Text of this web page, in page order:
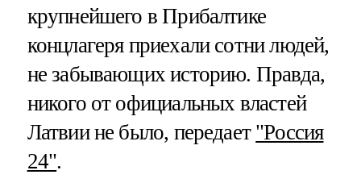
крупнейшего в Прибалтике
концлагеря приехали сотни людей,
не забывающих историю. Правда,
никого от официальных властей
Латвии не было, передает "Россия
24".